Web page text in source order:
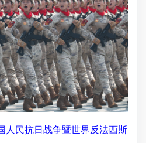
人民抗日战争暨世界反法西斯